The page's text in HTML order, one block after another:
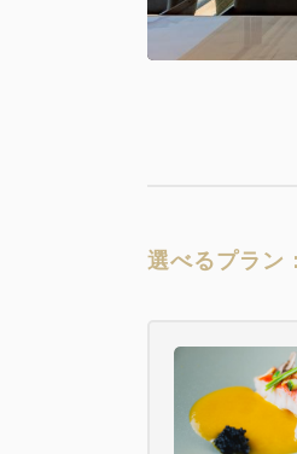
選べるプラン：